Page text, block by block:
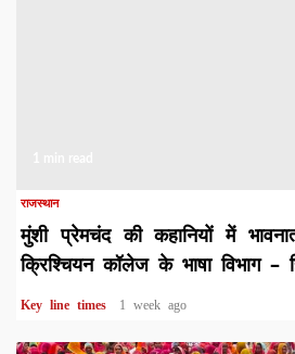
राजस्थान
मुंशी प्रेमचंद की कहानियों में
क्रिश्चियन कॉलेज के भाषा विभाग –
Key line times 1 week ago